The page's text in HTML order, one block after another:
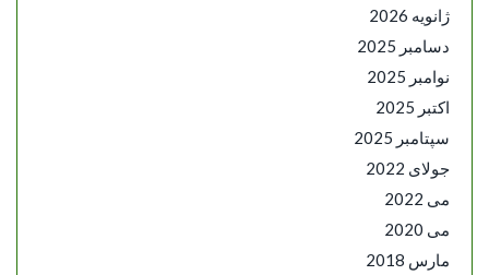
ژانویه 2026
دسامبر 2025
نوامبر 2025
اکتبر 2025
سپتامبر 2025
جولای 2022
می 2022
می 2020
مارس 2018